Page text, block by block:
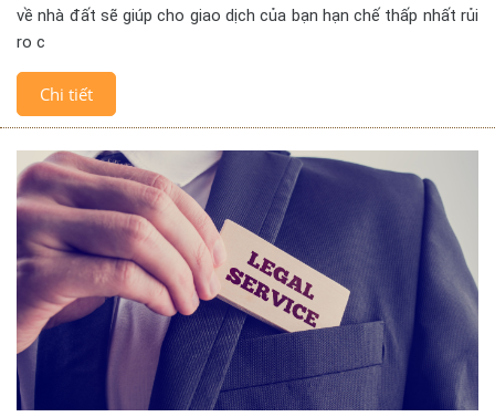
về nhà đất sẽ giúp cho giao dịch của bạn hạn chế thấp nhất rủi
ro c
Chi tiết